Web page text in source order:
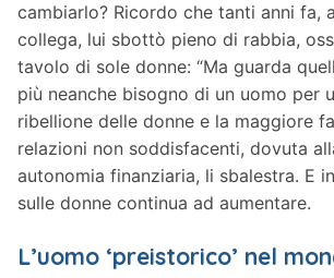
cambiarlo? Ricordo che tanti anni fa,
collega, lui sbottò pieno di rabbia,
tavolo di sole donne: “Ma guarda
più neanche bisogno di un uomo per
ribellione delle donne e la maggiore
relazioni non soddisfacenti, dovuta
autonomia finanziaria, li sbalestra. E
sulle donne continua ad aumentare.
L’uomo ‘preistorico’ nel